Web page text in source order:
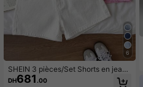
6
SHEIN 3 pièces/Set Shorts en jean
blanc, bleu, gris pour filles
DH681.00